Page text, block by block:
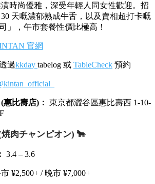
潢時尚優雅，深受年輕人同女性歡迎。招
天嘅濃郁熟成牛舌，以及賣相超打卡嘅
」，午市套餐性價比極高！
官網
過kkday tabelog 或 TableCheck 預約
比壽店)： 東京都澀谷區惠比壽西 1-10-
肉チャンピオン) 🐂
3.4 – 3.6
¥2,500+ / 晚市 ¥7,000+